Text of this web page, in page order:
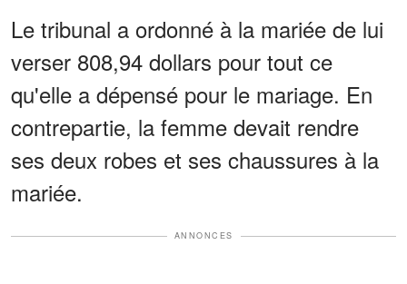
Le tribunal a ordonné à la mariée de lui
verser 808,94 dollars pour tout ce
qu'elle a dépensé pour le mariage. En
contrepartie, la femme devait rendre
ses deux robes et ses chaussures à la
mariée.
ANNONCES